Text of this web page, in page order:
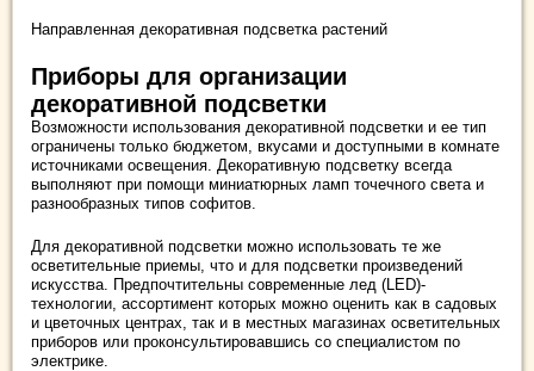
Направленная декоративная подсветка растений
Приборы для организации
декоративной подсветки
Возможности использования декоративной подсветки и ее тип
ограничены только бюджетом, вкусами и доступными в комнате
источниками освещения. Декоративную подсветку всегда
выполняют при помощи миниатюрных ламп точечного света и
разнообразных типов софитов.
Для декоративной подсветки можно использовать те же
осветительные приемы, что и для подсветки произведений
искусства. Предпочтительны современные лед (LED)-
технологии, ассортимент которых можно оценить как в садовых
и цветочных центрах, так и в местных магазинах осветительных
приборов или проконсультировавшись со специалистом по
электрике.